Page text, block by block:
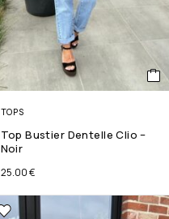
TOPS
Top Bustier Dentelle Clio –
Noir
25.00€